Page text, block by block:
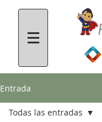
Entrada
Todas las entradas